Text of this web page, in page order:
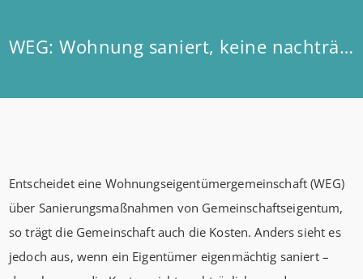
WEG: Wohnung saniert, keine nachträgliche Erstattung
Entscheidet eine Wohnungseigentümergemeinschaft (WEG)
über Sanierungsmaßnahmen von Gemeinschaftseigentum,
so trägt die Gemeinschaft auch die Kosten. Anders sieht es
jedoch aus, wenn ein Eigentümer eigenmächtig saniert –